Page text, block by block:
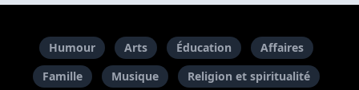
Humour Arts Éducation
Affaires
Famille
Musique
Religion et spiritualité